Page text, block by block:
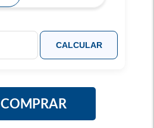
COMPRAR
CALCULAR